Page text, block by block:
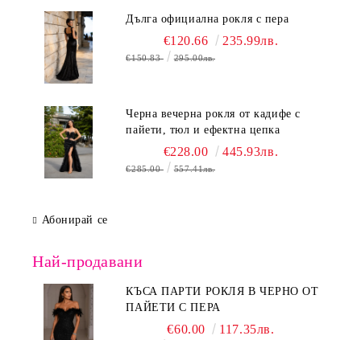
Дълга официална рокля с пера
€120.66 235.99лв.
€150.83 295.00лв.
Черна вечерна рокля от кадифе с
пайети, тюл и ефектна цепка
€228.00 445.93лв.
€285.00 557.41лв.
Абонирай се
Най-продавани
КЪСА ПАРТИ РОКЛЯ В ЧЕРНО ОТ
ПАЙЕТИ С ПЕРА
€60.00 117.35лв.